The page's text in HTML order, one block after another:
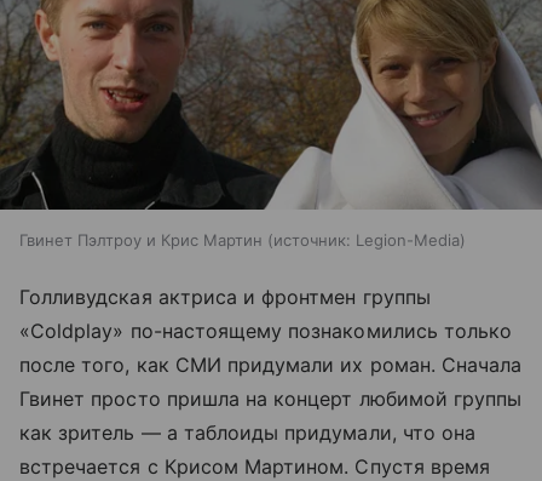
Гвинет Пэлтроу и Крис Мартин источник: Legion-Media
Голливудская актриса и фронтмен группы
«Coldplay» по-настоящему познакомились только
после того, как СМИ придумали их роман. Сначала
Гвинет просто пришла на концерт любимой группы
как зритель — а таблоиды придумали, что она
встречается с Крисом Мартином. Спустя время